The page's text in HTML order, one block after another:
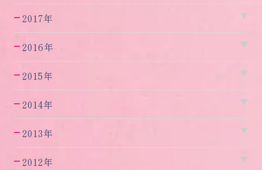
2017年
2016年
2015年
2014年
2013年
2012年